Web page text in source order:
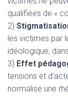
qualifiées de «
2)
les victimes par
idéologique,
3) Effet
tensions et
normalise une